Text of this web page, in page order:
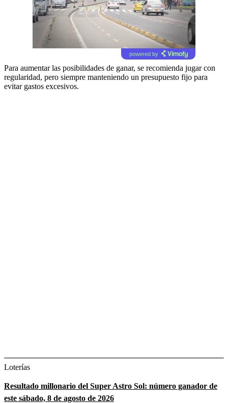
powered by
Para aumentar las posibilidades de ganar, se recomienda jugar con
regularidad, pero siempre manteniendo un presupuesto fijo para
evitar gastos excesivos.
Loterías
Resultado millonario del Super Astro Sol: número ganador de
este sábado, 8 de agosto de 2026